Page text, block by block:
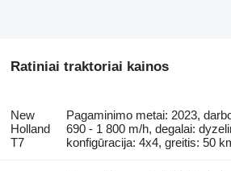
Ratiniai traktoriai kainos
New
Holland
T7
Pagaminimo metai: 2023,
690 - 1 800 m/h, degalai:
konfigūracija: 4x4, greitis: 50